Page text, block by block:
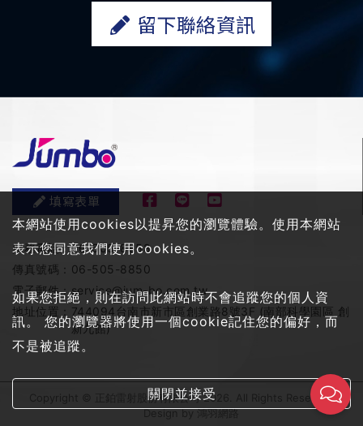
留下聯絡資訊
填寫表單
服務電話：06-505-8858
傳真號碼： 06-505-8850
電子郵件：service@jum-bo.com.tw
地址位置： 744094台南市新市區創業路8號3F (南部科學園區 創
新九館)
Copyright © 正鉑雷射股份有限公司 2026. All Rights Reserved
Design by鴻羽網路
本網站使用cookies以提昇您的瀏覽體驗。使用本網站
表示您同意我們使用cookies。
如果您拒絕，則在訪問此網站時不會追蹤您的個人資
訊。 您的瀏覽器將使用一個cookie記住您的偏好，而
不是被追蹤。
關閉並接受